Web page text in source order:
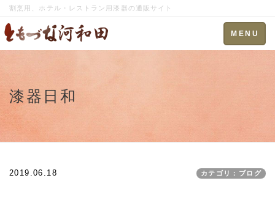
割烹用、ホテル・レストラン用漆器の通販サイト
Toggle
navigation
MENU
漆器日和
2019.06.18 カテゴリ：ブログ